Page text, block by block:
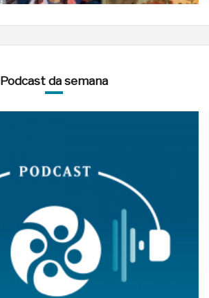
Podcast da semana